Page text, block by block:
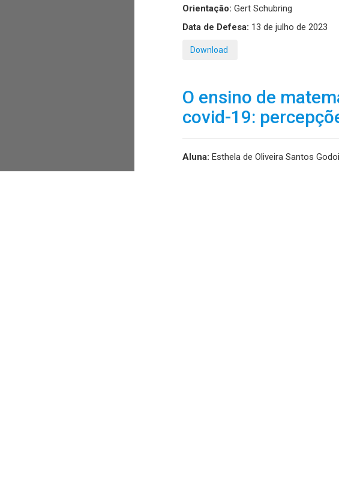
Orientação: Gert Schubring
Data de Defesa: 13 de julho de 2023
Download
O ensino de
covid-19:
Aluna: Esthela de Oliveira Santos Godoi